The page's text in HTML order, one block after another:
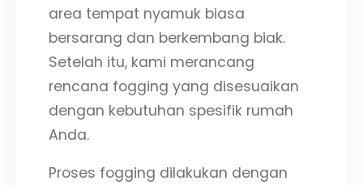
area tempat nyamuk biasa
bersarang dan berkembang biak.
Setelah itu, kami merancang
rencana fogging yang disesuaikan
dengan kebutuhan spesifik rumah
Anda.
Proses fogging dilakukan dengan